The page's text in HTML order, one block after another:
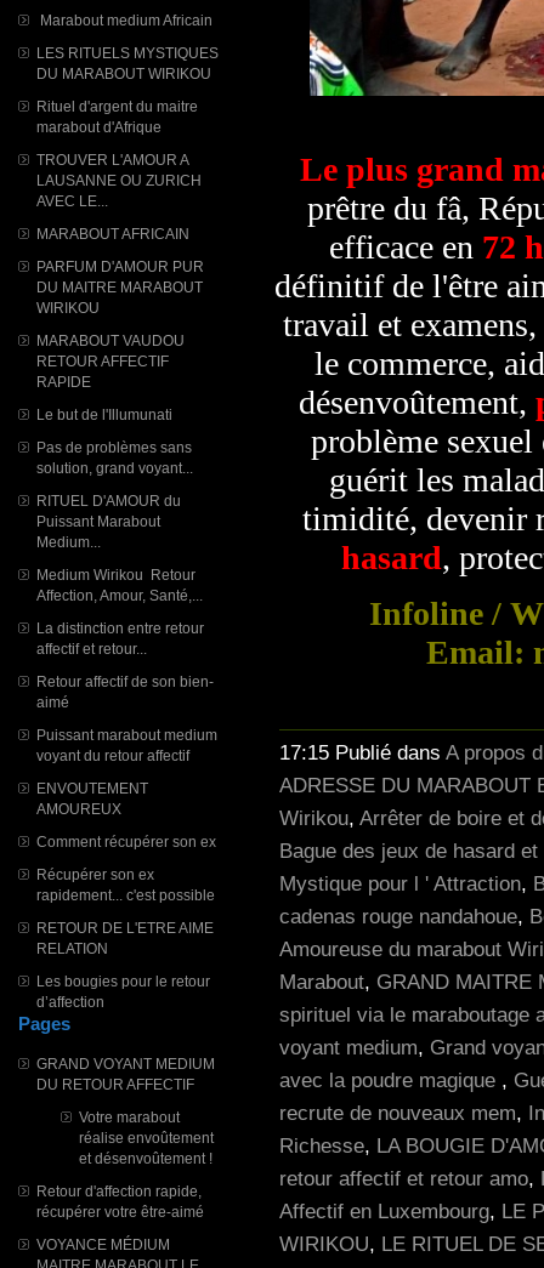
Marabout medium Africain
LES RITUELS MYSTIQUES
DU MARABOUT WIRIKOU
Rituel d'argent du maitre
marabout d'Afrique
TROUVER L'AMOUR A
LAUSANNE OU ZURICH
AVEC LE...
MARABOUT AFRICAIN
PARFUM D'AMOUR PUR
DU MAITRE MARABOUT
WIRIKOU
MARABOUT VAUDOU
RETOUR AFFECTIF
RAPIDE
Le but de l'Illumunati
Pas de problèmes sans
solution, grand voyant...
RITUEL D'AMOUR du
Puissant Marabout
Medium...
Medium Wirikou Retour
Affection, Amour, Santé,...
La distinction entre retour
affectif et retour...
Retour affectif de son bien-
aimé
Puissant marabout medium
voyant du retour affectif
ENVOUTEMENT
AMOUREUX
Comment récupérer son ex
Récupérer son ex
rapidement... c'est possible
RETOUR DE L'ETRE AIME
RELATION
Les bougies pour le retour
d’affection
Pages
GRAND VOYANT MEDIUM
DU RETOUR AFFECTIF
Votre marabout
réalise envoûtement
et désenvoûtement !
Retour d'affection rapide,
récupérer votre être-aimé
VOYANCE MÉDIUM
MAITRE MARABOUT LE
Le plus grand
prêtre du fâ,
efficace en72
définitif de l'être
travail et
le commerce,
désenvoûtement,
problème sexuel
guérit les
timidité, devenir
hasard,
Infoline /
Email:
17:15 Publié dans A propos
ADRESSE DU MARABOUT
Wirikou, Arrêter de boire et
Bague des jeux de hasard et
Mystique pour l ' Attraction,
cadenas rouge nandahoue,
Amoureuse du marabout
Marabout, GRAND MAITRE
spirituel via le maraboutage
voyant medium, Grand
avec la poudre magique ,
recrute de nouveaux mem,
Richesse, LA BOUGIE
retour affectif et retour amo,
Affectif en Luxembourg, LE
WIRIKOU, LE RITUEL DE